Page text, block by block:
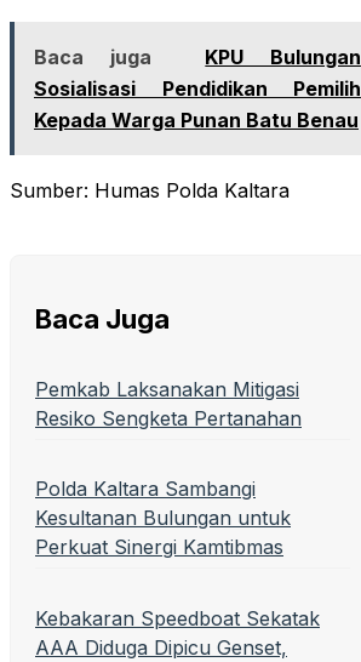
Baca juga
KPU Bulungan
Sosialisasi Pendidikan Pemilih
Kepada Warga Punan Batu Benau
Sumber: Humas Polda Kaltara
Baca Juga
Pemkab Laksanakan Mitigasi
Resiko Sengketa Pertanahan
Polda Kaltara Sambangi
Kesultanan Bulungan untuk
Perkuat Sinergi Kamtibmas
Kebakaran Speedboat Sekatak
AAA Diduga Dipicu Genset,